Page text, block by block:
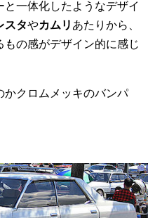
一体化したようなデザイ
スタやカムリ あたりから、
の感がデザイン的に感じ
かクロムメッキのバンパ